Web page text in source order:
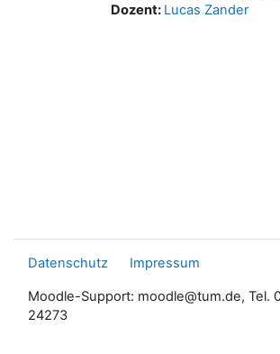
Dozent: Lucas Zander
Datenschutz Impressum
Moodle-Support: moodle@tum.de, Tel.
24273